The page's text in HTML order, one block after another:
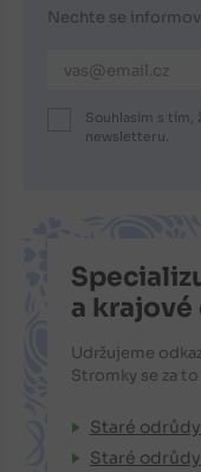
Nechte se
E-mailová adresa
Souhlasím s tím,
newsletteru.
a
Udržujeme
Stromky se za
Staré
Staré